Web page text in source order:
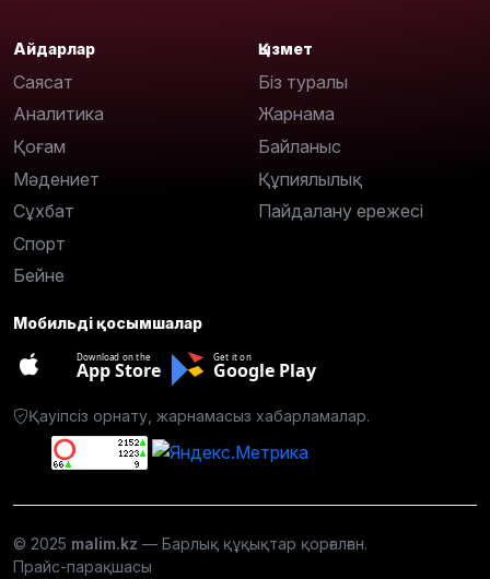
Айдарлар
Саясат
Аналитика
Қоғам
Мәдениет
Сұхбат
Спорт
Бейне
Қызмет
Біз туралы
Жарнама
Байланыс
Құпиялылық
Пайдалану ережесі
Мобильді қосымшалар
Download on the
App Store
Get it on
Google Play
Қауіпсіз орнату, жарнамасыз хабарламалар.
© 2025 malim.kz — Барлық құқықтар қорғалған.
Прайс-парақшасы